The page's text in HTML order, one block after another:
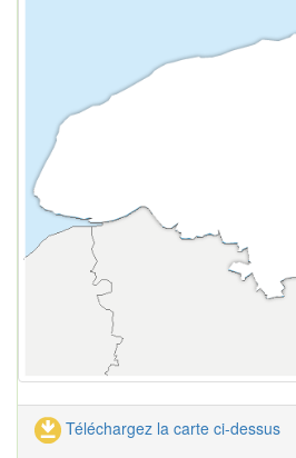
Téléchargez la carte ci-dessus